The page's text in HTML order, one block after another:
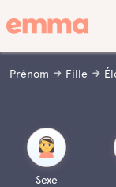
Prénom Fille
Sexe